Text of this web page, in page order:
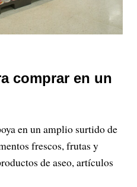
comprar en un
en un amplio surtido de
frescos, frutas y
de aseo, artículos